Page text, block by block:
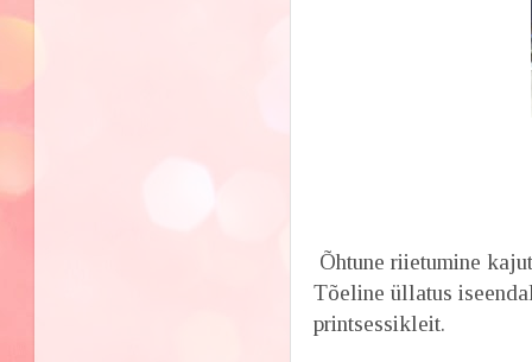
Õhtune riietumine
Tõeline üllatus
printsessikleit.